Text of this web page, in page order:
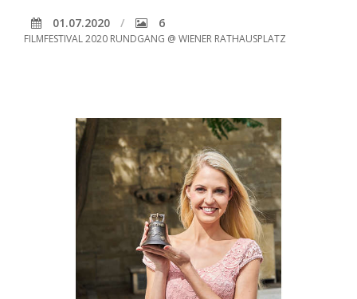
01.07.2020 6
FILMFESTIVAL 2020 RUNDGANG @ WIENER RATHAUSPLATZ